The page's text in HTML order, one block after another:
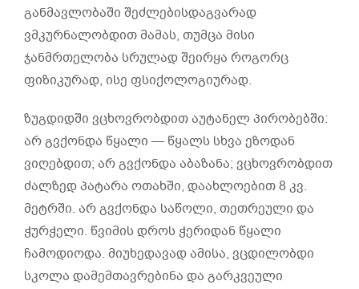
განმავლობაში შეძლებისდაგვარად
ვმკურნალობდით მამას, თუმცა მისი
ჯანმრთელობა სრულად შეირყა როგორც
ფიზიკურად, ისე ფსიქოლოგიურად.
ზუგდიდში ვცხოვრობდით აუტანელ პირობებში:
არ გვქონდა წყალი — წყალს სხვა ეზოდან
ვიღებდით; არ გვქონდა აბაზანა; ვცხოვრობდით
ძალზედ პატარა ოთახში, დაახლოებით 8 კვ.
მეტრში. არ გვქონდა საწოლი, თეთრეული და
ჭურჭელი. წვიმის დროს ჭერიდან წყალი
ჩამოდიოდა. მიუხედავად ამისა, ვცდილობდი
სკოლა დამემთავრებინა და გარკვეული